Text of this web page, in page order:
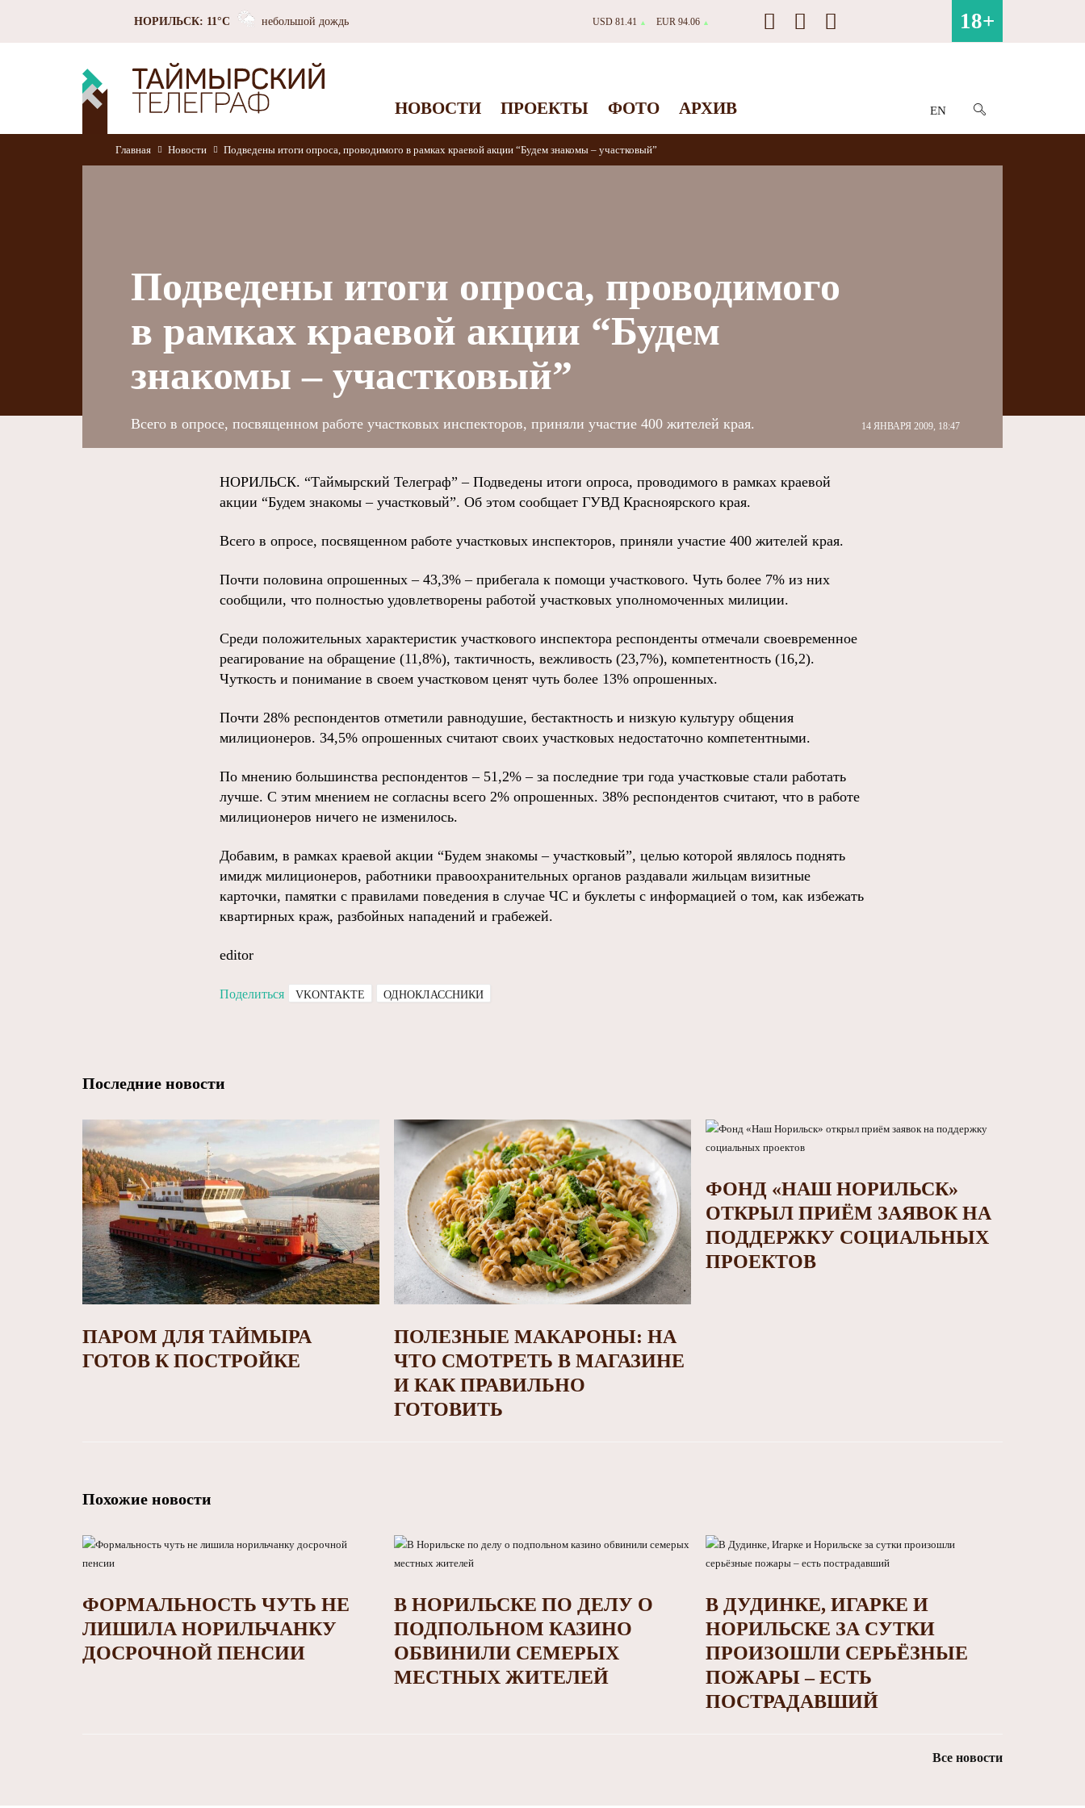
НОРИЛЬСК: 11°C небольшой дождь USD 81.41 ▲ EUR 94.06 ▲ 18+
НОВОСТИ ПРОЕКТЫ ФОТО АРХИВ EN
Главная Новости Подведены итоги опроса, проводимого в рамках краевой акции “Будем знакомы – участковый”
Подведены итоги опроса, проводимого
в рамках краевой акции “Будем
знакомы – участковый”
14 ЯНВАРЯ 2009, 18:47
Всего в опросе, посвященном работе участковых инспекторов, приняли участие 400 жителей края.
НОРИЛЬСК. “Таймырский Телеграф” – Подведены итоги опроса, проводимого в рамках краевой
акции “Будем знакомы – участковый”. Об этом сообщает ГУВД Красноярского края.
Всего в опросе, посвященном работе участковых инспекторов, приняли участие 400 жителей края.
Почти половина опрошенных – 43,3% – прибегала к помощи участкового. Чуть более 7% из них
сообщили, что полностью удовлетворены работой участковых уполномоченных милиции.
Среди положительных характеристик участкового инспектора респонденты отмечали своевременное
реагирование на обращение (11,8%), тактичность, вежливость (23,7%), компетентность (16,2).
Чуткость и понимание в своем участковом ценят чуть более 13% опрошенных.
Почти 28% респондентов отметили равнодушие, бестактность и низкую культуру общения
милиционеров. 34,5% опрошенных считают своих участковых недостаточно компетентными.
По мнению большинства респондентов – 51,2% – за последние три года участковые стали работать
лучше. С этим мнением не согласны всего 2% опрошенных. 38% респондентов считают, что в работе
милиционеров ничего не изменилось.
Добавим, в рамках краевой акции “Будем знакомы – участковый”, целью которой являлось поднять
имидж милиционеров, работники правоохранительных органов раздавали жильцам визитные
карточки, памятки с правилами поведения в случае ЧС и буклеты с информацией о том, как избежать
квартирных краж, разбойных нападений и грабежей.
editor
Поделиться VKONTAKTE ОДНОКЛАССНИКИ
Последние новости
ПАРОМ ДЛЯ ТАЙМЫРА
ГОТОВ К ПОСТРОЙКЕ
ПОЛЕЗНЫЕ МАКАРОНЫ: НА
ЧТО СМОТРЕТЬ В МАГАЗИНЕ
И КАК ПРАВИЛЬНО
ГОТОВИТЬ
ФОНД «НАШ НОРИЛЬСК»
ОТКРЫЛ ПРИЁМ ЗАЯВОК НА
ПОДДЕРЖКУ СОЦИАЛЬНЫХ
ПРОЕКТОВ
Похожие новости
ФОРМАЛЬНОСТЬ ЧУТЬ НЕ
ЛИШИЛА НОРИЛЬЧАНКУ
ДОСРОЧНОЙ ПЕНСИИ
В НОРИЛЬСКЕ ПО ДЕЛУ О
ПОДПОЛЬНОМ КАЗИНО
ОБВИНИЛИ СЕМЕРЫХ
МЕСТНЫХ ЖИТЕЛЕЙ
В ДУДИНКЕ, ИГАРКЕ И
НОРИЛЬСКЕ ЗА СУТКИ
ПРОИЗОШЛИ СЕРЬЁЗНЫЕ
ПОЖАРЫ – ЕСТЬ
ПОСТРАДАВШИЙ
Все новости